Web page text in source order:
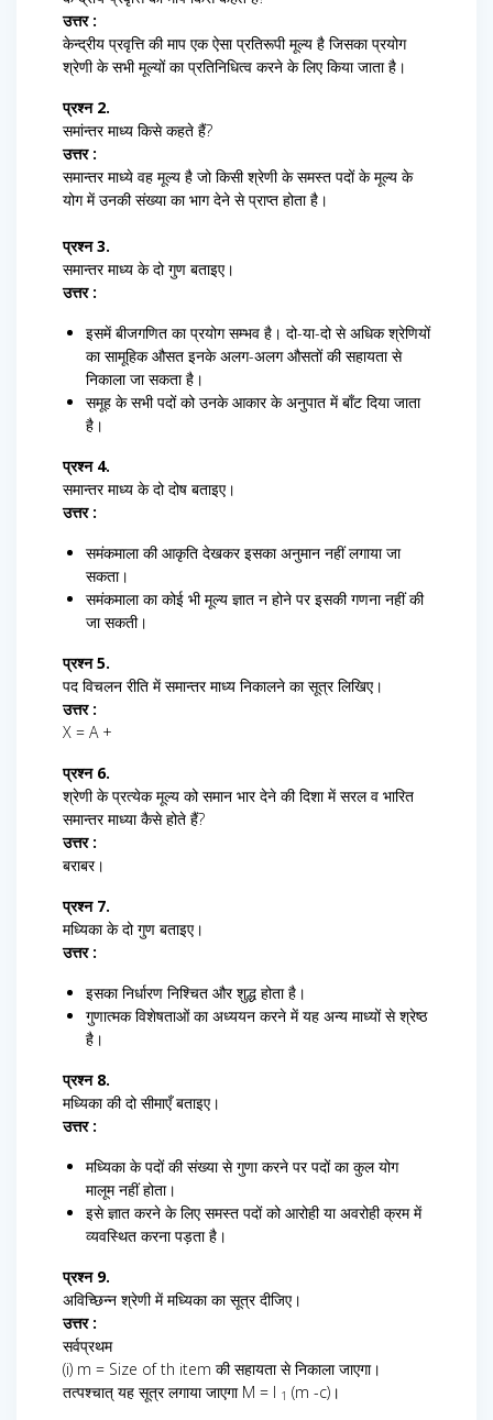
उत्तर :
केन्द्रीय प्रवृत्ति की माप एक ऐसा प्रतिरूपी मूल्य है जिसका प्रयोग
श्रेणी के सभी मूल्यों का प्रतिनिधित्व करने के लिए किया जाता है।
प्रश्न 2.
समांन्तर माध्य किसे कहते हैं?
उत्तर :
समान्तर माध्ये वह मूल्य है जो किसी श्रेणी के समस्त पदों के मूल्य के
योग में उनकी संख्या का भाग देने से प्राप्त होता है।
प्रश्न 3.
समान्तर माध्य के दो गुण बताइए।
उत्तर :
इसमें बीजगणित का प्रयोग सम्भव है। दो-या-दो से अधिक श्रेणियों
का सामूहिक औसत इनके अलग-अलग औसतों की सहायता से
निकाला जा सकता है।
समूह के सभी पदों को उनके आकार के अनुपात में बाँट दिया जाता
है।
प्रश्न 4.
समान्तर माध्य के दो दोष बताइए।
उत्तर :
समंकमाला की आकृति देखकर इसका अनुमान नहीं लगाया जा
सकता।
समंकमाला का कोई भी मूल्य ज्ञात न होने पर इसकी गणना नहीं की
जा सकती।
प्रश्न 5.
पद विचलन रीति में समान्तर माध्य निकालने का सूत्र लिखिए।
उत्तर :
X = A +
प्रश्न 6.
श्रेणी के प्रत्येक मूल्य को समान भार देने की दिशा में सरल व भारित
समान्तर माध्या कैसे होते हैं?
उत्तर :
बराबर।
प्रश्न 7.
मध्यिका के दो गुण बताइए।
उत्तर :
इसका निर्धारण निश्चित और शुद्ध होता है।
गुणात्मक विशेषताओं का अध्ययन करने में यह अन्य माध्यों से श्रेष्ठ
है।
प्रश्न 8.
मध्यिका की दो सीमाएँ बताइए।
उत्तर :
मध्यिका के पदों की संख्या से गुणा करने पर पदों का कुल योग
मालूम नहीं होता।
इसे ज्ञात करने के लिए समस्त पदों को आरोही या अवरोही क्रम में
व्यवस्थित करना पड़ता है।
प्रश्न 9.
अविच्छिन्न श्रेणी में मध्यिका का सूत्र दीजिए।
उत्तर :
सर्वप्रथम
(i) m = Size of th item की सहायता से निकाला जाएगा।
तत्पश्चात् यह सूत्र लगाया जाएगा M = l 1 (m -c)।